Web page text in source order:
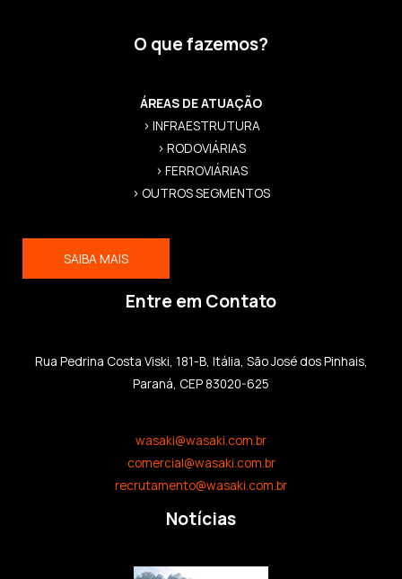
O que fazemos?
ÁREAS DE ATUAÇÃO
> INFRAESTRUTURA
> RODOVIÁRIAS
> FERROVIÁRIAS
> OUTROS SEGMENTOS
SAIBA MAIS
Entre em Contato
Rua Pedrina Costa Viski, 181-B, Itália, São José dos Pinhais,
Paraná, CEP 83020-625
wasaki@wasaki.com.br
comercial@wasaki.com.br
recrutamento@wasaki.com.br
Notícias